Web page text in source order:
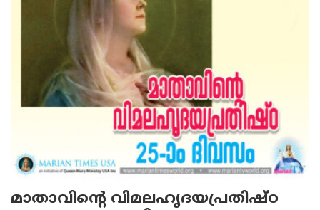
മാതാവിന്റെ വിമലഹൃദയപ്രതിഷ്ഠ